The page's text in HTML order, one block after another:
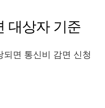
대상자 기준
면 통신비 감면 신청